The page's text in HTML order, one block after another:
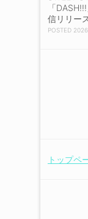
「
信リリー
トップペ